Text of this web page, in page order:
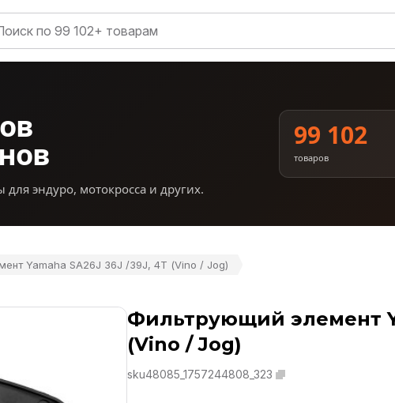
эндуро, мотокросса и других.
99 102
товаров
Yamaha SA26J 36J /39J, 4Т (Vino / Jog)
Фильтрующий элемент
(Vino / Jog)
sku48085_1757244808_323